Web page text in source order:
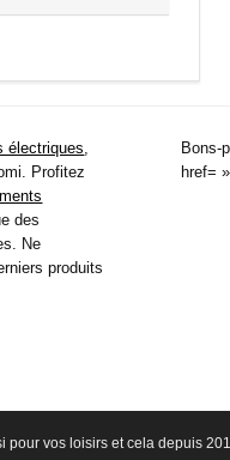
électriques
Profitez
des
Ne
produits
Bons-
href=
vos loisirs et cela depuis